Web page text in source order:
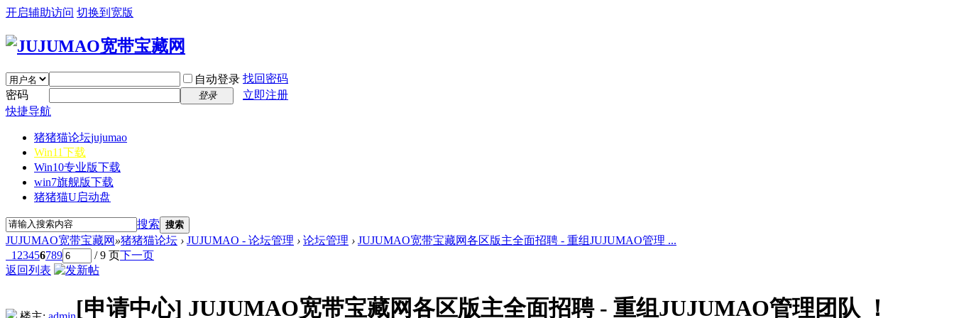
开启辅助访问 切换到宽版
自动登录 找回密码
密码
登录
立即注册
快捷导航
猪猪猫论坛jujumao
Win11下载
Win10专业版下载
win7旗舰版下载
猪猪猫U启动盘
搜索 搜索
JUJUMAO宽带宝藏网 »猪猪猫论坛 › JUJUMAO - 论坛管理 › 论坛管理 › JUJUMAO宽带宝藏网各区版主全面招聘 - 重组JUJUMAO管理 ...
1 23456789 / 9 页下一页
返回列表
[申请中心] JUJUMAO宽带宝藏网各区版主全面招聘 - 重组JUJUMAO管理团队 ！